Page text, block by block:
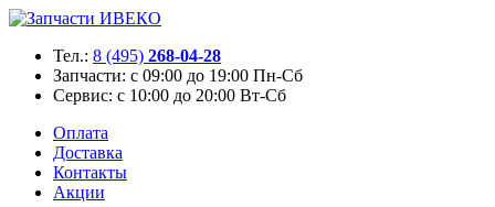
Тел.: 8 (495) 268-04-28
Запчасти: с 09:00 до 19:00 Пн-Сб
Сервис: с 10:00 до 20:00 Вт-Сб
Оплата
Доставка
Контакты
Акции